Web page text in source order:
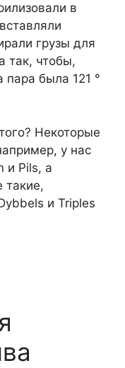
в
грузы для
так, чтобы,
пара была 121 °
Некоторые
у нас
и Pils, а
такие,
и Triples